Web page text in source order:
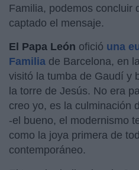
Familia, podemos concluir
captado el mensaje.
El Papa León ofició una
Familia de Barcelona, en
visitó la tumba de Gaudí y
la torre de Jesús. No era
creo yo, es la culminación
-el bueno, el modernismo
como la joya primera de
contemporáneo.